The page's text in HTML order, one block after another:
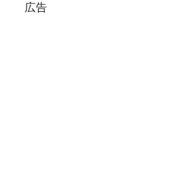
広告